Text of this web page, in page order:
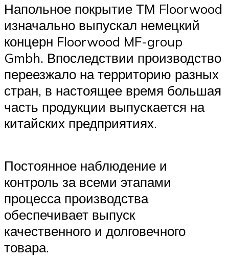
Напольное покрытие ТМ Floorwood
изначально выпускал немецкий
концерн Floorwood MF-group
Gmbh. Впоследствии производство
переезжало на территорию разных
стран, в настоящее время большая
часть продукции выпускается на
китайских предприятиях.
Постоянное наблюдение и
контроль за всеми этапами
процесса производства
обеспечивает выпуск
качественного и долговечного
товара.